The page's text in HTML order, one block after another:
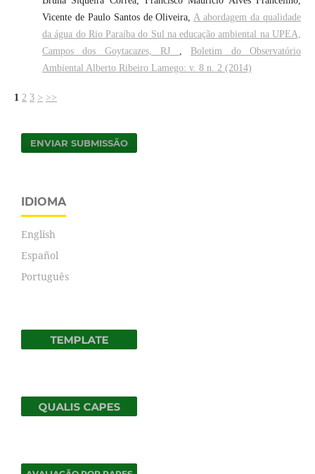
Vicente de Paulo Santos de Oliveira, A abordagem da qualidade
da água do Rio Paraíba do Sul na educação ambiental na UPEA,
Campos dos Goytacazes, RJ
Boletim do Observatório
Ambiental Alberto Ribeiro Lamego: v. 8 n. 2 (2014)
1 2 3 > >>
ENVIAR SUBMISSÃO
IDIOMA
English
Español
Português